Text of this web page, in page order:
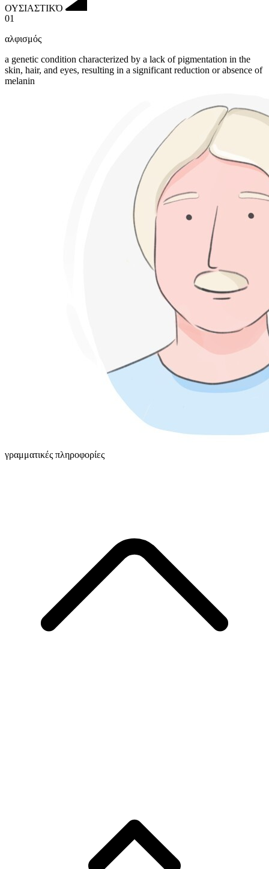
ΟΥΣΙΑΣΤΙΚΌ
01
αλφισμός
a genetic condition characterized by a lack of pigmentation in the
skin, hair, and eyes, resulting in a significant reduction or absence of
melanin
γραμματικές πληροφορίες